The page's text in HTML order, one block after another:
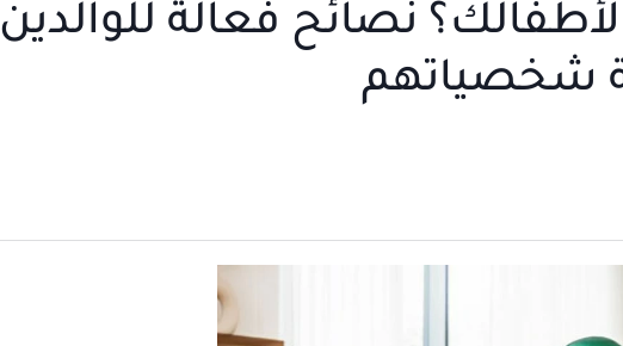
نصائح فعالة للوالدين
شخصياتهم